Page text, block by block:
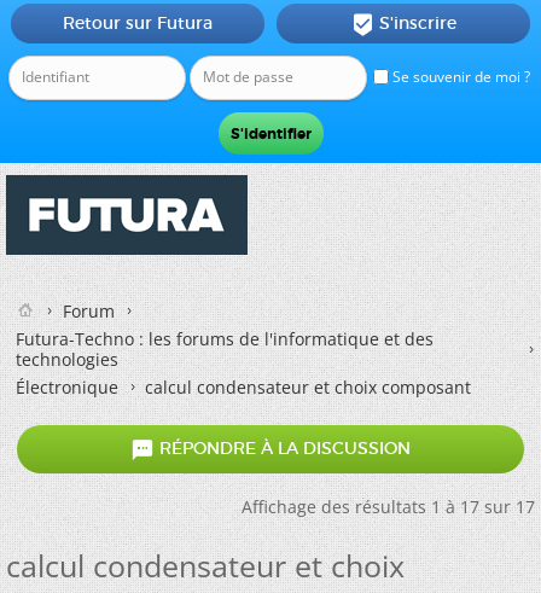
Se souvenir de moi ?
Retour sur Futura  S'inscrire
Forum
Futura-Techno : les forums de l'informatique et des
technologies
Électronique
calcul condensateur et choix composant
 RÉPONDRE À LA DISCUSSION
Affichage des résultats 1 à 17 sur 17
calcul condensateur et choix